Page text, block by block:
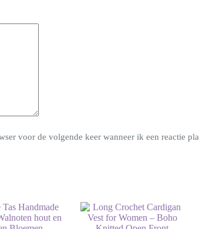
voor de volgende keer wanneer ik een reactie